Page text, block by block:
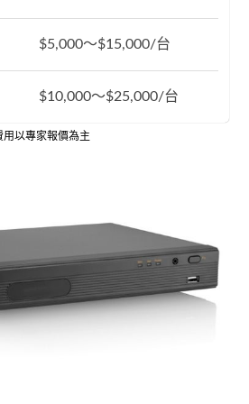
$5,000～$15,000/台
$10,000～$25,000/台
用以專家報價為主